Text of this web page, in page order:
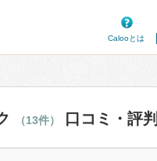
Calooとは
（13件） 口コミ・評